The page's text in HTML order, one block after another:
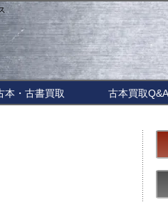
本・古書買取 古本買取Q&A